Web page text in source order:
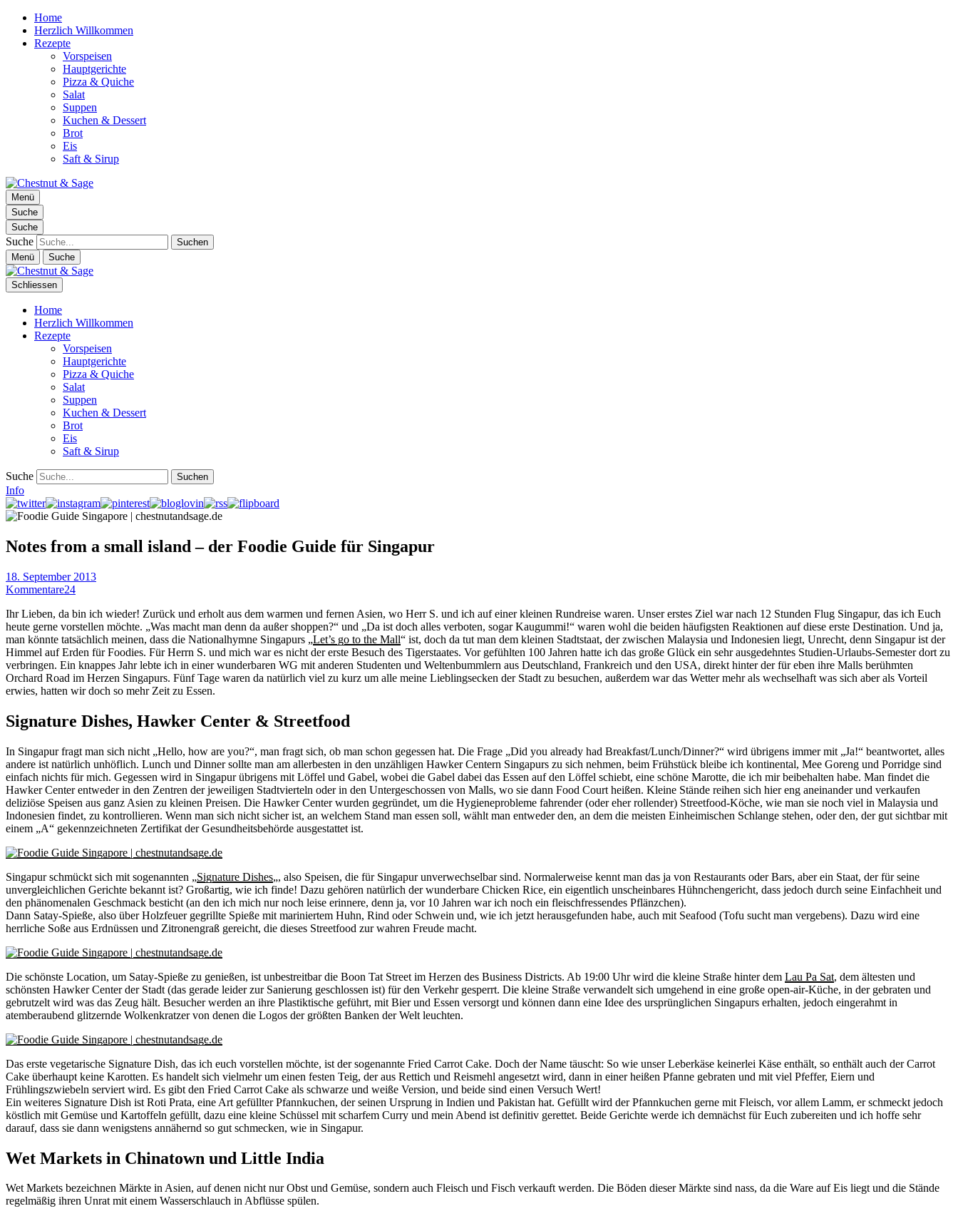
Home
Herzlich Willkommen
Rezepte
Vorspeisen
Hauptgerichte
Pizza & Quiche
Salat
Suppen
Kuchen & Dessert
Brot
Eis
Saft & Sirup
Chestnut & Sage
Foodblog | essen. trinken. genießen.
Menü
Suche
Suche
Suche
Menü Suche
Schliessen
Home
Herzlich Willkommen
Rezepte
Vorspeisen
Hauptgerichte
Pizza & Quiche
Salat
Suppen
Kuchen & Dessert
Brot
Eis
Saft & Sirup
Suche
Info
Notes from a small island – der Foodie Guide für Singapur
18. September 2013
Kommentare24
Ihr Lieben, da bin ich wieder! Zurück und erholt aus dem warmen und fernen Asien, wo Herr S. und ich auf einer kleinen Rundreise waren. Unser erstes Ziel war nach 12 Stunden Flug Singapur, das ich Euch
heute gerne vorstellen möchte. „Was macht man denn da außer shoppen?“ und „Da ist doch alles verboten, sogar Kaugummi!“ waren wohl die beiden häufigsten Reaktionen auf diese erste Destination. Und ja,
man könnte tatsächlich meinen, dass die Nationalhymne Singapurs „Let’s go to the Mall“ ist, doch da tut man dem kleinen Stadtstaat, der zwischen Malaysia und Indonesien liegt, Unrecht, denn Singapur ist der
Himmel auf Erden für Foodies. Für Herrn S. und mich war es nicht der erste Besuch des Tigerstaates. Vor gefühlten 100 Jahren hatte ich das große Glück ein sehr ausgedehntes Studien-Urlaubs-Semester dort zu
verbringen. Ein knappes Jahr lebte ich in einer wunderbaren WG mit anderen Studenten und Weltenbummlern aus Deutschland, Frankreich und den USA, direkt hinter der für eben ihre Malls berühmten
Orchard Road im Herzen Singapurs. Fünf Tage waren da natürlich viel zu kurz um alle meine Lieblingsecken der Stadt zu besuchen, außerdem war das Wetter mehr als wechselhaft was sich aber als Vorteil
erwies, hatten wir doch so mehr Zeit zu Essen.
Signature Dishes, Hawker Center & Streetfood
In Singapur fragt man sich nicht „Hello, how are you?“, man fragt sich, ob man schon gegessen hat. Die Frage „Did you already had Breakfast/Lunch/Dinner?“ wird übrigens immer mit „Ja!“ beantwortet, alles
andere ist natürlich unhöflich. Lunch und Dinner sollte man am allerbesten in den unzähligen Hawker Centern Singapurs zu sich nehmen, beim Frühstück bleibe ich kontinental, Mee Goreng und Porridge sind
einfach nichts für mich. Gegessen wird in Singapur übrigens mit Löffel und Gabel, wobei die Gabel dabei das Essen auf den Löffel schiebt, eine schöne Marotte, die ich mir beibehalten habe. Man findet die
Hawker Center entweder in den Zentren der jeweiligen Stadtvierteln oder in den Untergeschossen von Malls, wo sie dann Food Court heißen. Kleine Stände reihen sich hier eng aneinander und verkaufen
deliziöse Speisen aus ganz Asien zu kleinen Preisen. Die Hawker Center wurden gegründet, um die Hygieneprobleme fahrender (oder eher rollender) Streetfood-Köche, wie man sie noch viel in Malaysia und
Indonesien findet, zu kontrollieren. Wenn man sich nicht sicher ist, an welchem Stand man essen soll, wählt man entweder den, an dem die meisten Einheimischen Schlange stehen, oder den, der gut sichtbar mit
einem „A“ gekennzeichneten Zertifikat der Gesundheitsbehörde ausgestattet ist.
Singapur schmückt sich mit sogenannten „Signature Dishes„, also Speisen, die für Singapur unverwechselbar sind. Normalerweise kennt man das ja von Restaurants oder Bars, aber ein Staat, der für seine
unvergleichlichen Gerichte bekannt ist? Großartig, wie ich finde! Dazu gehören natürlich der wunderbare Chicken Rice, ein eigentlich unscheinbares Hühnchengericht, dass jedoch durch seine Einfachheit und
den phänomenalen Geschmack besticht (an den ich mich nur noch leise erinnere, denn ja, vor 10 Jahren war ich noch ein fleischfressendes Pflänzchen).
Dann Satay-Spieße, also über Holzfeuer gegrillte Spieße mit mariniertem Huhn, Rind oder Schwein und, wie ich jetzt herausgefunden habe, auch mit Seafood (Tofu sucht man vergebens). Dazu wird eine
herrliche Soße aus Erdnüssen und Zitronengraß gereicht, die dieses Streetfood zur wahren Freude macht.
Die schönste Location, um Satay-Spieße zu genießen, ist unbestreitbar die Boon Tat Street im Herzen des Business Districts. Ab 19:00 Uhr wird die kleine Straße hinter dem Lau Pa Sat, dem ältesten und
schönsten Hawker Center der Stadt (das gerade leider zur Sanierung geschlossen ist) für den Verkehr gesperrt. Die kleine Straße verwandelt sich umgehend in eine große open-air-Küche, in der gebraten und
gebrutzelt wird was das Zeug hält. Besucher werden an ihre Plastiktische geführt, mit Bier und Essen versorgt und können dann eine Idee des ursprünglichen Singapurs erhalten, jedoch eingerahmt in
atemberaubend glitzernde Wolkenkratzer von denen die Logos der größten Banken der Welt leuchten.
Das erste vegetarische Signature Dish, das ich euch vorstellen möchte, ist der sogenannte Fried Carrot Cake. Doch der Name täuscht: So wie unser Leberkäse keinerlei Käse enthält, so enthält auch der Carrot
Cake überhaupt keine Karotten. Es handelt sich vielmehr um einen festen Teig, der aus Rettich und Reismehl angesetzt wird, dann in einer heißen Pfanne gebraten und mit viel Pfeffer, Eiern und
Frühlingszwiebeln serviert wird. Es gibt den Fried Carrot Cake als schwarze und weiße Version, und beide sind einen Versuch Wert!
Ein weiteres Signature Dish ist Roti Prata, eine Art gefüllter Pfannkuchen, der seinen Ursprung in Indien und Pakistan hat. Gefüllt wird der Pfannkuchen gerne mit Fleisch, vor allem Lamm, er schmeckt jedoch
köstlich mit Gemüse und Kartoffeln gefüllt, dazu eine kleine Schüssel mit scharfem Curry und mein Abend ist definitiv gerettet. Beide Gerichte werde ich demnächst für Euch zubereiten und ich hoffe sehr
darauf, dass sie dann wenigstens annähernd so gut schmecken, wie in Singapur.
Wet Markets in Chinatown und Little India
Wet Markets bezeichnen Märkte in Asien, auf denen nicht nur Obst und Gemüse, sondern auch Fleisch und Fisch verkauft werden. Die Böden dieser Märkte sind nass, da die Ware auf Eis liegt und die Stände
regelmäßig ihren Unrat mit einem Wasserschlauch in Abflüsse spülen.